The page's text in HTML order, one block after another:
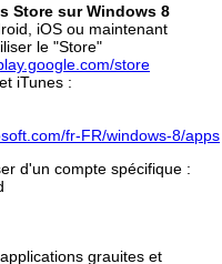
Store sur Windows 8
iOS ou maintenant
le "Store"
store
iTunes :
fr-FR/windows-8/apps
d'un compte spécifique :
grauites et